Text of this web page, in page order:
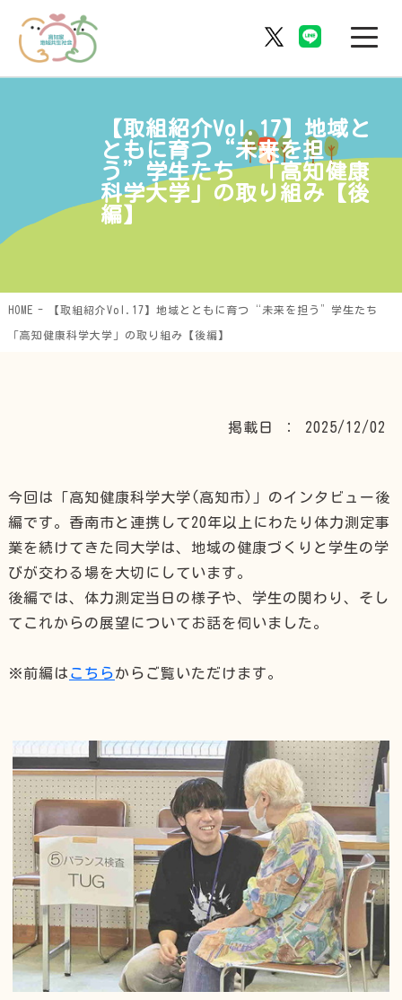
【取組紹介Vol.17】地域と
ともに育つ“未来を担
う”学生たち 「高知健康
科学大学」の取り組み【後
編】
HOME 【取組紹介Vol.17】地域とともに育つ“未来を担う”学生たち
「高知健康科学大学」の取り組み【後編】
掲載日 ： 2025/12/02
今回は「高知健康科学大学(高知市)」のインタビュー後
編です。香南市と連携して20年以上にわたり体力測定事
業を続けてきた同大学は、地域の健康づくりと学生の学
びが交わる場を大切にしています。
後編では、体力測定当日の様子や、学生の関わり、そし
てこれからの展望についてお話を伺いました。
※前編は こちらからご覧いただけます。